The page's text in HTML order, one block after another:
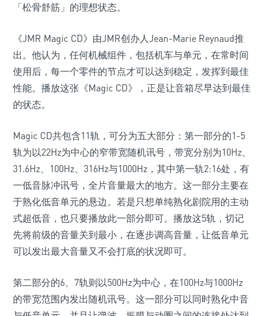
「松骨舒筋」的理想状态。
《JMR Magic CD》由JMR创办人Jean-Marie Reynaud推
出。他认为，任何机械组件，包括机车与单元，在常时间
使用后，每一个零件的节点才可以达到稳定，发挥到最佳
性能。播放这张《Magic CD》，正是让音箱尽早达到最佳
的状态。
Magic CD共包含11轨，可分为五大部分：第一部分的1-5
轨为以22Hz为中心的窄带宽随机讯号，带宽分别为10Hz、
31.6Hz、100Hz、316Hz与1000Hz，其中第一轨2:16处，有
一低音脉冲讯号，全片音量最大的地方。这一部分主要在
于熟化低音单元的悬边。若是只想单纯熟化剧院用的主动
式超低音，也只要播放此一部分即可。播放这5轨，切记
先将前级的音量关到最小，在逐步调高音量，让低音单元
可以发出最大音量又不会打底的状况即可。
第二部分的6、7轨则以500Hz为中心，在100Hz与1000Hz
的带宽范围内发出随机讯号。这一部分可以同时熟化中音